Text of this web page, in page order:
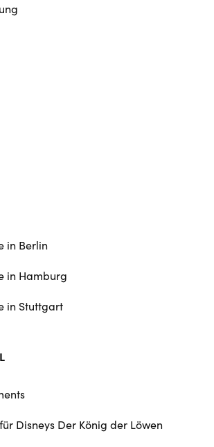
in Berlin
in Hamburg
in Stuttgart
Disneys Der König der Löwen